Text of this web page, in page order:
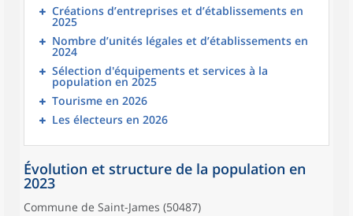
Créations d’entreprises et d’établissements en
2025
Nombre d’unités légales et d’établissements en
2024
Sélection d'équipements et services à la
population en 2025
Tourisme en 2026
Les électeurs en 2026
Évolution et structure de la population en
2023
Commune de Saint-James (50487)